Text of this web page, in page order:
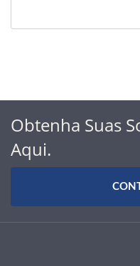
Obtenha Suas
Aqui.